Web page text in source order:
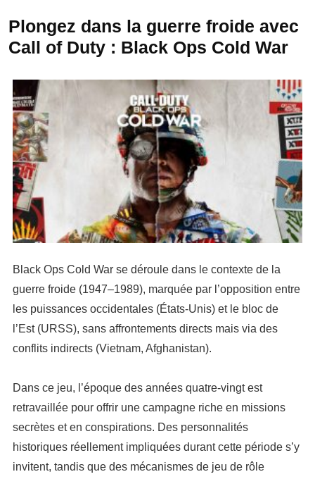
Plongez dans la guerre froide avec
Call of Duty : Black Ops Cold War
Black Ops Cold War se déroule dans le contexte de la
guerre froide (1947–1989), marquée par l’opposition entre
les puissances occidentales (États-Unis) et le bloc de
l’Est (URSS), sans affrontements directs mais via des
conflits indirects (Vietnam, Afghanistan).
Dans ce jeu, l’époque des années quatre-vingt est
retravaillée pour offrir une campagne riche en missions
secrètes et en conspirations. Des personnalités
historiques réellement impliquées durant cette période s’y
invitent, tandis que des mécanismes de jeu de rôle